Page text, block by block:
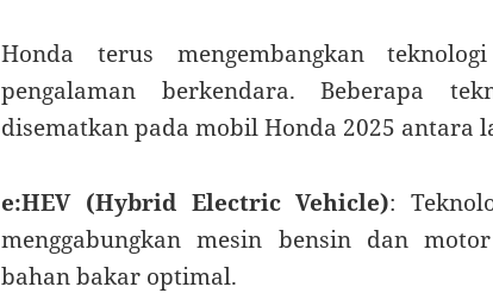
Honda terus mengembangkan
pengalaman berkendara. Beberapa
disematkan pada mobil Honda 2025 antara
e:HEV (Hybrid Electric Vehicle):
menggabungkan mesin bensin dan
bahan bakar optimal.